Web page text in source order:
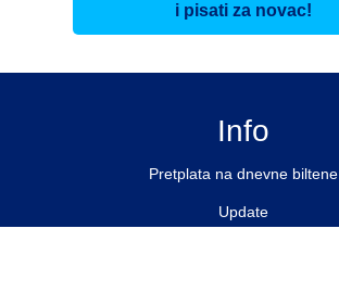
i pisati za novac!
Info
Pretplata na dnevne biltene
Update